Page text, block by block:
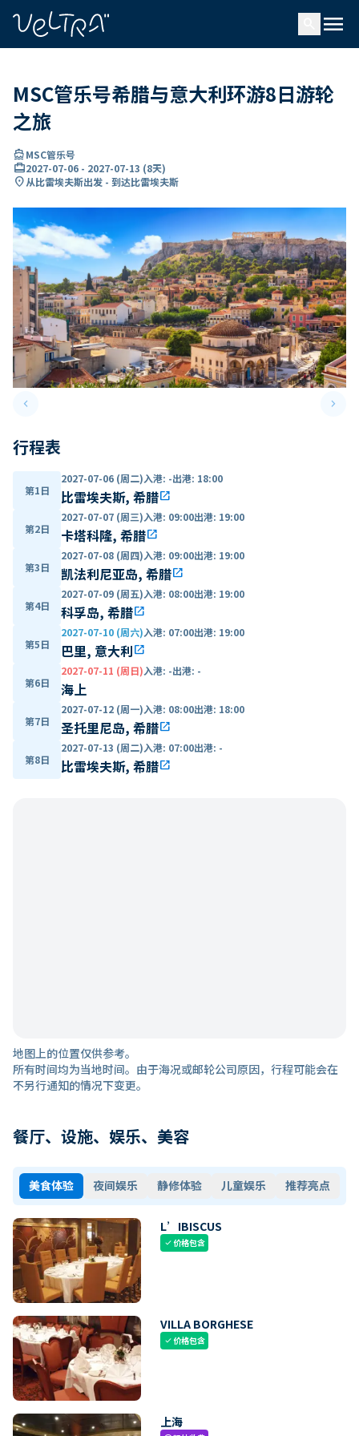
menu
MSC管乐号希腊与意大利环游8日游轮
之旅
directions_boatMSC管乐号
card_travel2027-07-06 - 2027-07-13 (8天)
location_on从比雷埃夫斯出发 - 到达比雷埃夫斯
keyboard_arrow_leftPrevious slide keyboard_arrow_right
行程表
第1日
2027-07-06 (周二)入港: -出港: 18:00
比雷埃夫斯, 希腊open_in_new
第2日
2027-07-07 (周三)入港: 09:00出港: 19:00
卡塔科隆, 希腊open_in_new
第3日
2027-07-08 (周四)入港: 09:00出港: 19:00
凯法利尼亚岛, 希腊open_in_new
第4日
2027-07-09 (周五)入港: 08:00出港: 19:00
科孚岛, 希腊open_in_new
第5日
2027-07-10 (周六)入港: 07:00出港: 19:00
巴里, 意大利open_in_new
第6日
2027-07-11 (周日)入港: -出港: -
海上
第7日
2027-07-12 (周一)入港: 08:00出港: 18:00
圣托里尼岛, 希腊open_in_new
第8日
2027-07-13 (周二)入港: 07:00出港: -
比雷埃夫斯, 希腊open_in_new
地图上的位置仅供参考。
所有时间均为当地时间。由于海况或邮轮公司原因，行程可能会在
不另行通知的情况下变更。
餐厅、设施、娱乐、美容
美食体验 夜间娱乐 静修体验 儿童娱乐 推荐亮点
L’IBISCUS
check价格包含
VILLA BORGHESE
check价格包含
上海